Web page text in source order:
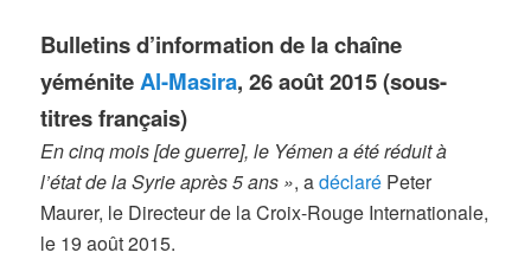
Bulletins d’information de la chaîne
yéméniteAl-Masira, 26 août 2015 (sous-
titres français)
En cinq mois [de guerre], le Yémen a été réduit à
l’état de la Syrie après 5 ans », adéclaré Peter
Maurer, le Directeur de la Croix-Rouge Internationale,
le 19 août 2015.